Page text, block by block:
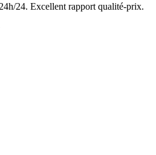
24. Excellent rapport qualité-prix.